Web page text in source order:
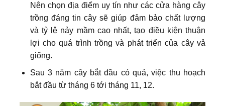
Nên chọn địa điểm uy tín như các cửa hàng cây
trồng đáng tin cây sẽ giúp đảm bảo chất lượng
và tỷ lệ nảy mầm cao nhất, tạo điều kiện thuận
lợi cho quá trình trồng và phát triển của cây vả
giống.
Sau 3 năm cây bắt đầu có quả, việc thu hoạch
bắt đầu từ tháng 6 tới tháng 11, 12.